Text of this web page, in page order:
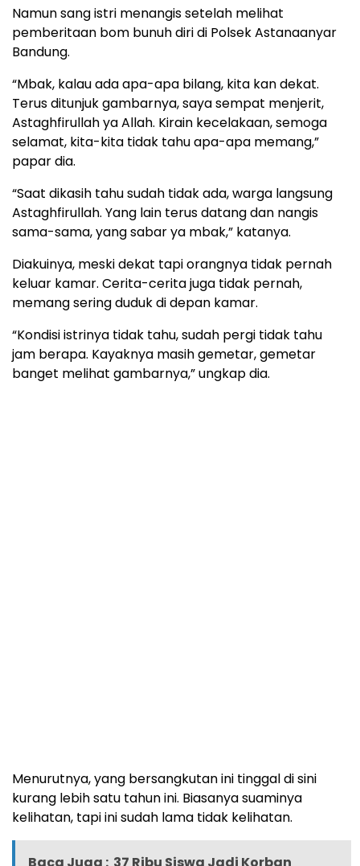
Namun sang istri menangis setelah melihat
pemberitaan bom bunuh diri di Polsek Astanaanyar
Bandung.
“Mbak, kalau ada apa-apa bilang, kita kan dekat.
Terus ditunjuk gambarnya, saya sempat menjerit,
Astaghfirullah ya Allah. Kirain kecelakaan, semoga
selamat, kita-kita tidak tahu apa-apa memang,”
papar dia.
“Saat dikasih tahu sudah tidak ada, warga langsung
Astaghfirullah. Yang lain terus datang dan nangis
sama-sama, yang sabar ya mbak,” katanya.
Diakuinya, meski dekat tapi orangnya tidak pernah
keluar kamar. Cerita-cerita juga tidak pernah,
memang sering duduk di depan kamar.
“Kondisi istrinya tidak tahu, sudah pergi tidak tahu
jam berapa. Kayaknya masih gemetar, gemetar
banget melihat gambarnya,” ungkap dia.
Menurutnya, yang bersangkutan ini tinggal di sini
kurang lebih satu tahun ini. Biasanya suaminya
kelihatan, tapi ini sudah lama tidak kelihatan.